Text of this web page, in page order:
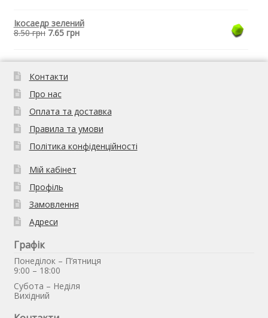
Ікосаедр зелений
8.50грн 7.65грн
Контакти
Про нас
Оплата та доставка
Правила та умови
Політика конфіденційності
Мій кабінет
Профіль
Замовлення
Адреси
Графік
Понеділок – П’ятниця
9:00 – 18:00
Субота – Неділя
Вихідний